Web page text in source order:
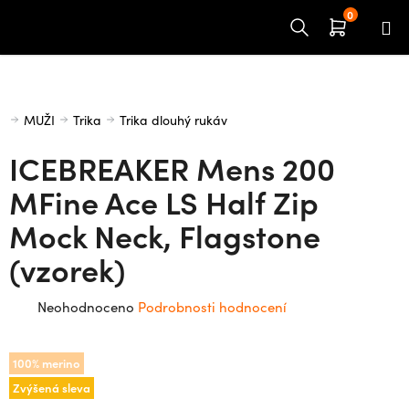
Domů
MUŽI Trika Trika dlouhý rukáv
ICEBREAKER Mens 200
MFine Ace LS Half Zip
Mock Neck, Flagstone
(vzorek)
Průměrné
produktu
je
0,0
Neohodnoceno Podrobnosti hodnocení
100% merino
Zvýšená sleva